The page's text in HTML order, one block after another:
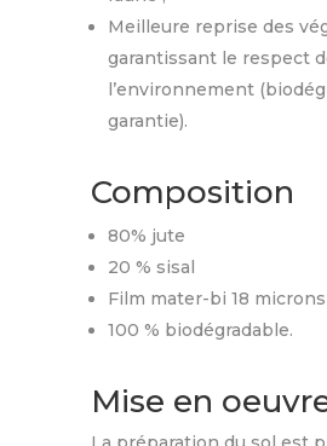
Meilleure reprise des
garantissant le respect
l’environnement
garantie).
Composition
80% jute
20 % sisal
Film mater-bi 18
100 % biodégradable.
Mise en